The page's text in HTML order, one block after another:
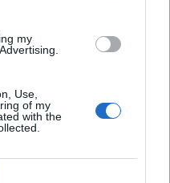
my
Use,
of my
with the
ξεθωριάζει
πεθάνουν